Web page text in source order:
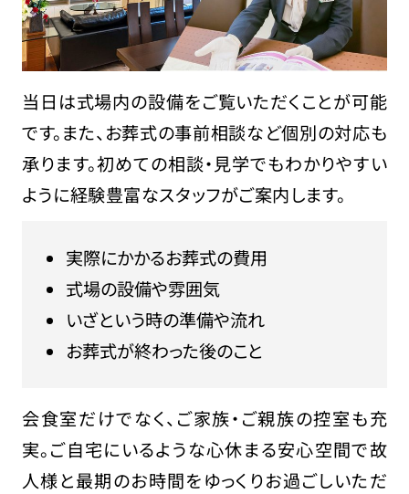
当日は式場内の設備をご覧いただくことが可能
です。また、お葬式の事前相談など個別の対応も
承ります。初めての相談・見学でもわかりやすい
ように経験豊富なスタッフがご案内します。
実際にかかるお葬式の費用
式場の設備や雰囲気
いざという時の準備や流れ
お葬式が終わった後のこと
会食室だけでなく、ご家族・ご親族の控室も充
実。ご自宅にいるような心休まる安心空間で故
人様と最期のお時間をゆっくりお過ごしいただ